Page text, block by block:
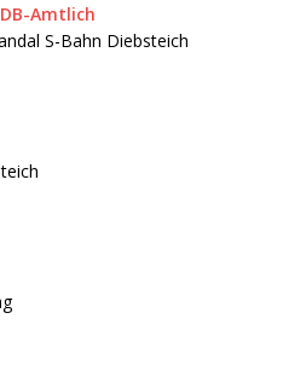
Amtlich
S-Bahn Diebsteich